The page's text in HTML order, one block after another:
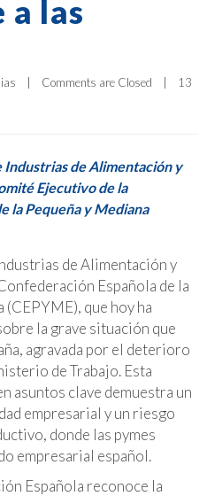
a las
| Comments are Closed |
13
Industrias de Alimentación y
Ejecutivo de la
la Pequeña y Mediana
de Alimentación y
Española de la
(CEPYME), que hoy ha
la grave situación que
agravada por el deterioro
de Trabajo. Esta
asuntos clave demuestra un
empresarial y un riesgo
donde las pymes
empresarial español.
Española reconoce la